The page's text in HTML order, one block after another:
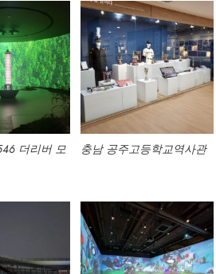
더리버 모
충남 공주고등학교역사관